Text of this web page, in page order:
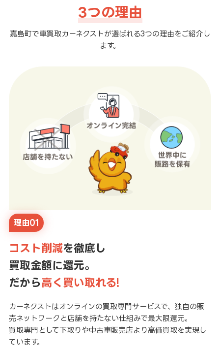
3つの理由
嘉島町で車買取カーネクストが選ばれる3つの理由をご紹介し
ます。
理由01
コスト削減を徹底し
買取金額に還元。
だから高く買い取れる!
カーネクストはオンラインの買取専門サービスで、独自の販
売ネットワークと店舗を持たない仕組みで最大限還元。
買取専門として下取りや中古車販売店より高価買取を実現し
ています。